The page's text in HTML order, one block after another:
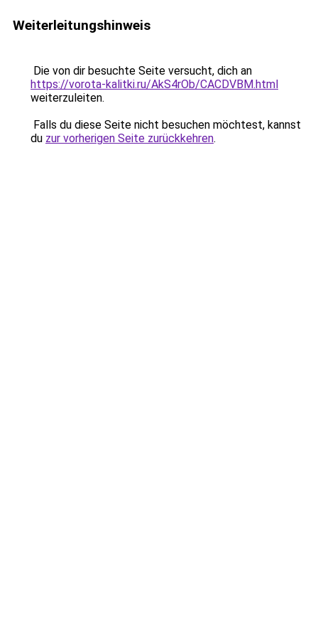
Weiterleitungshinweis
Die von dir besuchte Seite versucht, dich an
https://vorota-kalitki.ru/AkS4rOb/CACDVBM.html
weiterzuleiten.
Falls du diese Seite nicht besuchen möchtest, kannst
du zur vorherigen Seite zurückkehren.